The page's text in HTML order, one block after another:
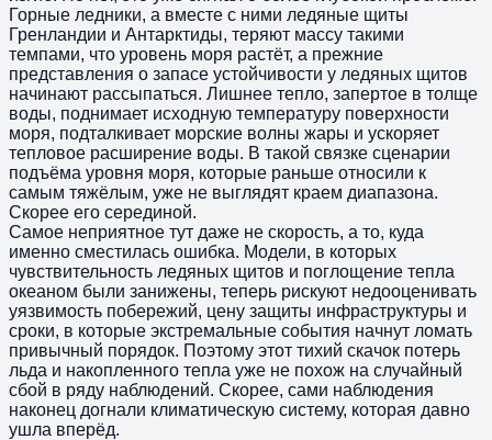
Горные ледники, а вместе с ними ледяные щиты
Гренландии и Антарктиды, теряют массу такими
темпами, что уровень моря растёт, а прежние
представления о запасе устойчивости у ледяных щитов
начинают рассыпаться. Лишнее тепло, запертое в толще
воды, поднимает исходную температуру поверхности
моря, подталкивает морские волны жары и ускоряет
тепловое расширение воды. В такой связке сценарии
подъёма уровня моря, которые раньше относили к
самым тяжёлым, уже не выглядят краем диапазона.
Скорее его серединой.
Самое неприятное тут даже не скорость, а то, куда
именно сместилась ошибка. Модели, в которых
чувствительность ледяных щитов и поглощение тепла
океаном были занижены, теперь рискуют недооценивать
уязвимость побережий, цену защиты инфраструктуры и
сроки, в которые экстремальные события начнут ломать
привычный порядок. Поэтому этот тихий скачок потерь
льда и накопленного тепла уже не похож на случайный
сбой в ряду наблюдений. Скорее, сами наблюдения
наконец догнали климатическую систему, которая давно
ушла вперёд.